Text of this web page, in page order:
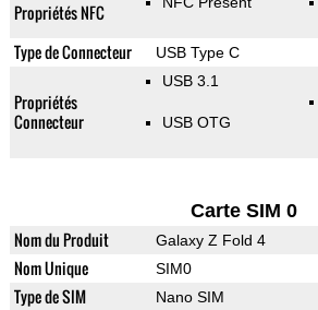
Propriétés NFC
Type de Connecteur USB Type C
Propriétés
Connecteur
USB 3.1
USB OTG
Carte SIM 0
Nom du Produit Galaxy Z Fold 4
Nom Unique SIM0
Type de SIM Nano SIM